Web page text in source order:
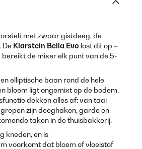
met zwaar gistdeeg, de
De Klarstein Bella Evo lost dit op –
de mixer elk punt van de 5-
elliptische baan rond de hele
bloem ligt ongemixt op de bodem.
dekken alles af: van taai
zijn deeghaken, garde en
taken in de thuisbakkerij.
kneden, en is
voorkomt dat bloem of vloeistof